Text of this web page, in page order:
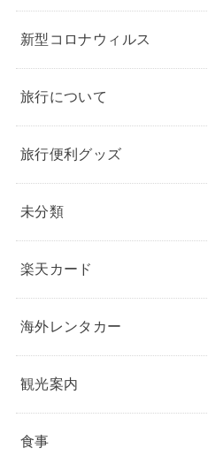
新型コロナウィルス
旅行について
旅行便利グッズ
未分類
楽天カード
海外レンタカー
観光案内
食事